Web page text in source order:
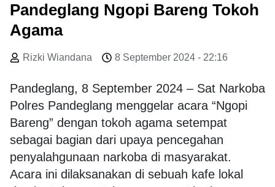
Pandeglang Ngopi Bareng Tokoh
Agama
Rizki Wiandana 8 September 2024 - 22:16
Pandeglang, 8 September 2024 – Sat Narkoba
Polres Pandeglang menggelar acara “Ngopi
Bareng” dengan tokoh agama setempat
sebagai bagian dari upaya pencegahan
penyalahgunaan narkoba di masyarakat.
Acara ini dilaksanakan di sebuah kafe lokal